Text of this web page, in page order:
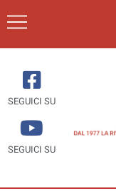
SEGUICI SU
SEGUICI SU